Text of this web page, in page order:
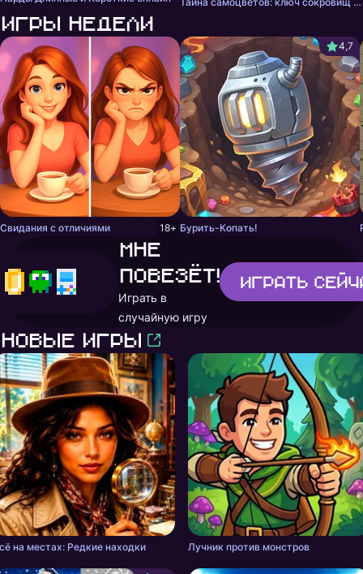
Игры недели
Свидания с отличиями 18+
4,7
Бурить-Копать!
Мне
повезёт!
Играть в
случайную игру
Играть
Новые игры
на местах: Редкие находки Лучник против монстров